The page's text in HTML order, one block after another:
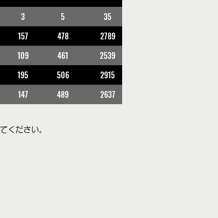
3 5
35
157 478
2789
109 461
2539
195 506
2915
147 489 2637
ください。